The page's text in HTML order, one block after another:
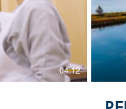
04:12